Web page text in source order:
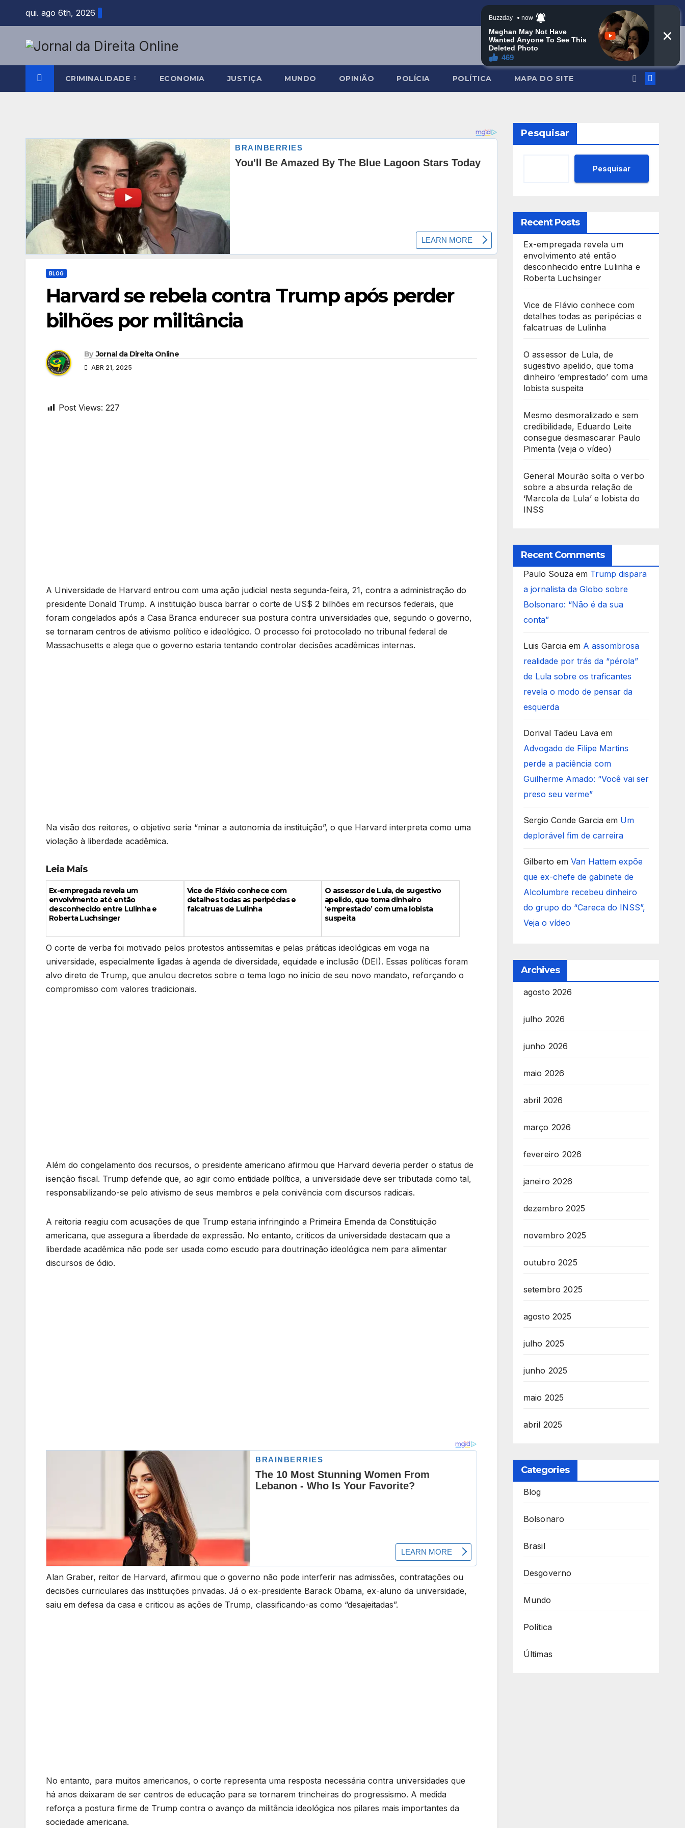
content
qui. ago 6th, 2026
CRIMINALIDADE ECONOMIA JUSTIÇA MUNDO OPINIÃO POLÍCIA POLÍTICA MAPA DO SITE
BLOG
Harvard se rebela contra Trump após perder
bilhões por militância
By Jornal da Direita Online
ABR 21, 2025
Post Views: 227
A Universidade de Harvard entrou com uma ação judicial nesta segunda-feira, 21, contra a administração do
presidente Donald Trump. A instituição busca barrar o corte de US$ 2 bilhões em recursos federais, que
foram congelados após a Casa Branca endurecer sua postura contra universidades que, segundo o governo,
se tornaram centros de ativismo político e ideológico. O processo foi protocolado no tribunal federal de
Massachusetts e alega que o governo estaria tentando controlar decisões acadêmicas internas.
Na visão dos reitores, o objetivo seria “minar a autonomia da instituição”, o que Harvard interpreta como uma
violação à liberdade acadêmica.
Leia Mais
Ex-empregada revela um
envolvimento até então
desconhecido entre Lulinha e
Roberta Luchsinger
Vice de Flávio conhece com
detalhes todas as peripécias e
falcatruas de Lulinha
O assessor de Lula, de sugestivo
apelido, que toma dinheiro
‘emprestado’ com uma lobista
suspeita
O corte de verba foi motivado pelos protestos antissemitas e pelas práticas ideológicas em voga na
universidade, especialmente ligadas à agenda de diversidade, equidade e inclusão (DEI). Essas políticas foram
alvo direto de Trump, que anulou decretos sobre o tema logo no início de seu novo mandato, reforçando o
compromisso com valores tradicionais.
Além do congelamento dos recursos, o presidente americano afirmou que Harvard deveria perder o status de
isenção fiscal. Trump defende que, ao agir como entidade política, a universidade deve ser tributada como tal,
responsabilizando-se pelo ativismo de seus membros e pela conivência com discursos radicais.
A reitoria reagiu com acusações de que Trump estaria infringindo a Primeira Emenda da Constituição
americana, que assegura a liberdade de expressão. No entanto, críticos da universidade destacam que a
liberdade acadêmica não pode ser usada como escudo para doutrinação ideológica nem para alimentar
discursos de ódio.
Alan Graber, reitor de Harvard, afirmou que o governo não pode interferir nas admissões, contratações ou
decisões curriculares das instituições privadas. Já o ex-presidente Barack Obama, ex-aluno da universidade,
saiu em defesa da casa e criticou as ações de Trump, classificando-as como “desajeitadas”.
No entanto, para muitos americanos, o corte representa uma resposta necessária contra universidades que
há anos deixaram de ser centros de educação para se tornarem trincheiras do progressismo. A medida
reforça a postura firme de Trump contra o avanço da militância ideológica nos pilares mais importantes da
sociedade americana.
Pesquisar
Pesquisar
Recent Posts
Ex-empregada revela um
envolvimento até então
desconhecido entre Lulinha e
Roberta Luchsinger
Vice de Flávio conhece com
detalhes todas as peripécias e
falcatruas de Lulinha
O assessor de Lula, de
sugestivo apelido, que toma
dinheiro ‘emprestado’ com uma
lobista suspeita
Mesmo desmoralizado e sem
credibilidade, Eduardo Leite
consegue desmascarar Paulo
Pimenta (veja o vídeo)
General Mourão solta o verbo
sobre a absurda relação de
‘Marcola de Lula’ e lobista do
INSS
Recent Comments
Paulo Souzaem Trump dispara
a jornalista da Globo sobre
Bolsonaro: “Não é da sua
conta”
Luis Garciaem A assombrosa
realidade por trás da “pérola”
de Lula sobre os traficantes
revela o modo de pensar da
esquerda
Dorival Tadeu Lavaem
Advogado de Filipe Martins
perde a paciência com
Guilherme Amado: “Você vai ser
preso seu verme”
Sergio Conde Garciaem Um
deplorável fim de carreira
Gilberto em Van Hattem expõe
que ex-chefe de gabinete de
Alcolumbre recebeu dinheiro
do grupo do “Careca do INSS”,
Veja o vídeo
Archives
agosto 2026
julho 2026
junho 2026
maio 2026
abril 2026
março 2026
fevereiro 2026
janeiro 2026
dezembro 2025
novembro 2025
outubro 2025
setembro 2025
agosto 2025
julho 2025
junho 2025
maio 2025
abril 2025
Categories
Blog
Bolsonaro
Brasil
Desgoverno
Mundo
Política
Últimas